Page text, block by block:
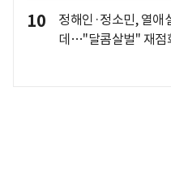
10
정해인·정소민, 열애
데…"달콤살벌" 재점